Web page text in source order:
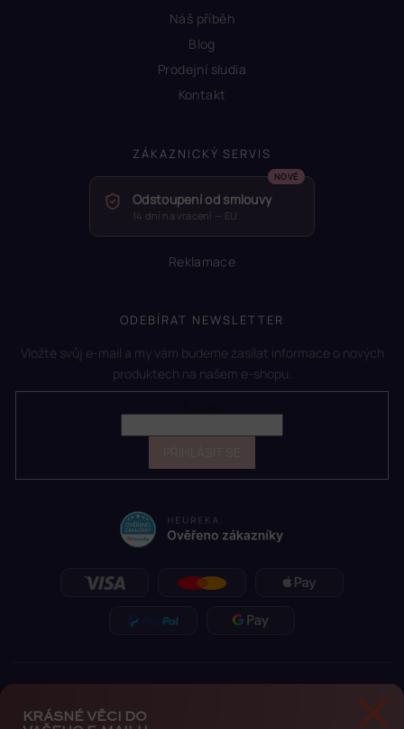
Náš příběh
Blog
Prodejní sludia
Kontakt
ZÁKAZNICKÝ SERVIS
Odstoupení od smlouvy
14 dní na vrácení — EU
Reklamace
ODEBÍRAT NEWSLETTER
Vložte svůj e-mail a my vám budeme zasílat informace o nových
produktech na našem e-shopu.
KRÁSNÉ VĚCI DO